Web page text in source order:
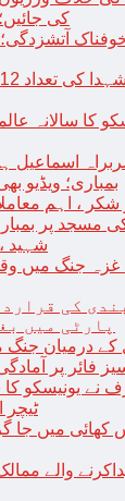
کی
کا سالانہ
اسماعیل
بمباری؛ ویڈیو
شکر ، اہم
شہید
غزہ جنگ میں
کی
پارٹی میں
کے درمیان
فائر پر
نے یونیسکو کا
ٹیچر
والے